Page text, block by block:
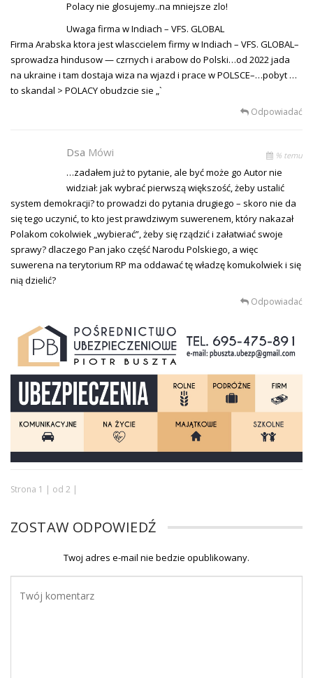
Polacy nie glosujemy..na mniejsze zlo!
Uwaga firma w Indiach – VFS. GLOBAL
Firma Arabska ktora jest wlasccielem firmy w Indiach – VFS. GLOBAL–
sprowadza hindusow — czrnych i arabow do Polski…od 2022 jada
na ukraine i tam dostaja wiza na wjazd i prace w POLSCE–…pobyt …
to skandal > POLACY obudzcie sie „`
Odpowiadać
Dsa Mówi % temu
…zadałem już to pytanie, ale być może go Autor nie
widział: jak wybrać pierwszą większość, żeby ustalić
system demokracji? to prowadzi do pytania drugiego – skoro nie da
się tego uczynić, to kto jest prawdziwym suwerenem, który nakazał
Polakom cokolwiek „wybierać”, żeby się rządzić i załatwiać swoje
sprawy? dlaczego Pan jako część Narodu Polskiego, a więc
suwerena na terytorium RP ma oddawać tę władzę komukolwiek i się
nią dzielić?
Odpowiadać
Strona 1 | od 2 |
ZOSTAW ODPOWIEDŹ
Twoj adres e-mail nie bedzie opublikowany.